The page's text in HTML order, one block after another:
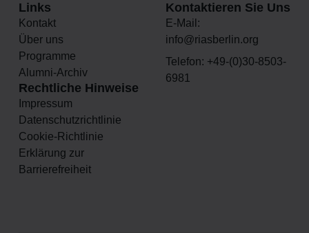
Links
Kontakt
Über uns
Programme
Alumni-Archiv
Rechtliche Hinweise
Impressum
Datenschutzrichtlinie
Cookie-Richtlinie
Erklärung zur
Barrierefreiheit
Kontaktieren Sie Uns
E-Mail:
info@riasberlin.org
Telefon: +49-(0)30-8503-
6981